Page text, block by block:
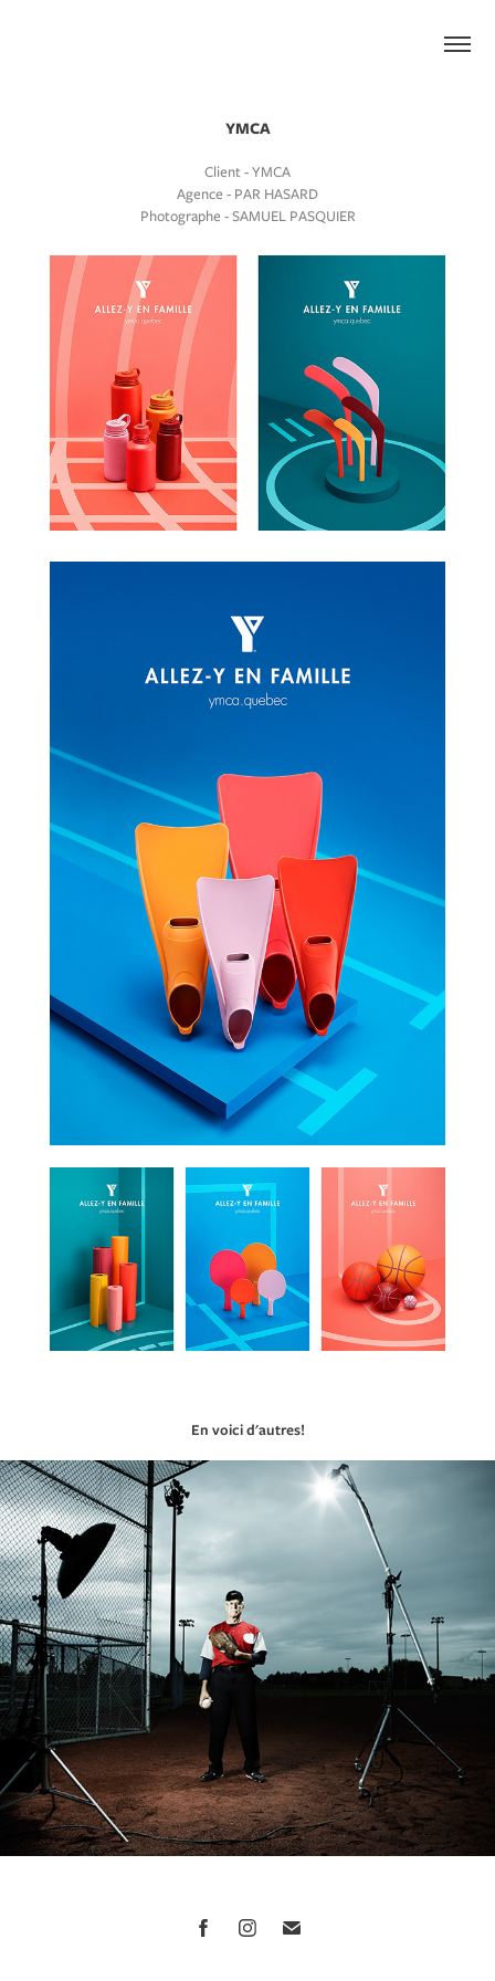
YMCA
Client - YMCA
Agence - PAR HASARD
Photographe - SAMUEL PASQUIER
En voici d'autres!
LES SPORTIFS